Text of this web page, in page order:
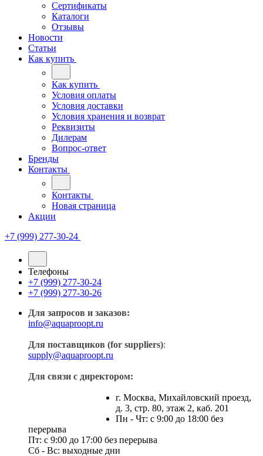
Сертификаты
Каталоги
Отзывы
Новости
Статьи
Как купить
Как купить
Условия оплаты
Условия доставки
Условия хранения и возврат
Реквизиты
Дилерам
Вопрос-ответ
Бренды
Контакты
Контакты
Новая страница
Акции
+7 (999) 277-30-24
Телефоны
+7 (999) 277-30-24
+7 (999) 277-30-26
Для запросов и заказов:
info@aquaproopt.ru
Для поставщиков (for suppliers):
supply@aquaproopt.ru
Для связи с директором:
г. Москва, Михайловский проезд,
д. 3, стр. 80, этаж 2, каб. 201
Пн - Чт: с 9:00 до 18:00 без
перерыва
Пт: с 9:00 до 17:00 без перерыва
Сб - Вс: выходные дни